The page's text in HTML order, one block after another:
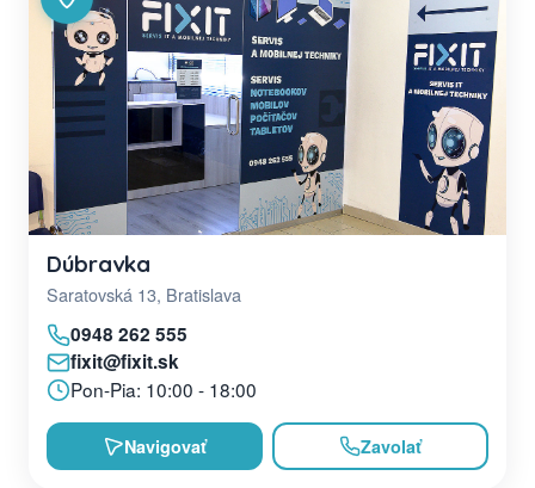
Dúbravka
Saratovská 13, Bratislava
0948 262 555
fixit@fixit.sk
Pon-Pia: 10:00 - 18:00
Navigovať Zavolať